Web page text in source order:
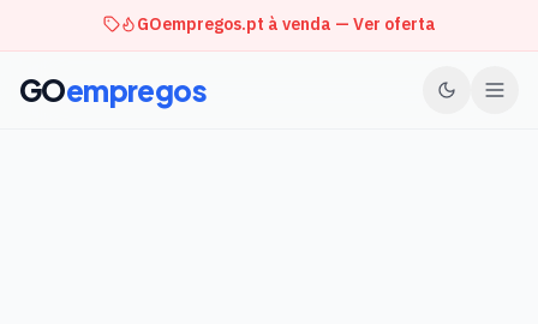
GOempregos.pt à venda — Ver oferta
GOempregos